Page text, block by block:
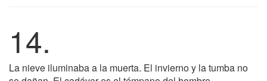
14.
La nieve iluminaba a la muerta. El invierno y la tumba no